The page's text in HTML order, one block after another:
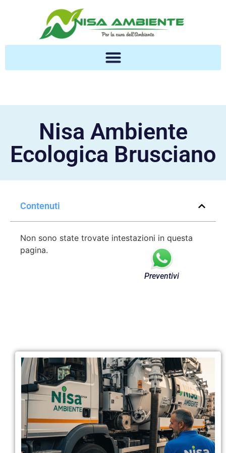
Nisa Ambiente
Ecologica Brusciano
Contenuti
Non sono state trovate intestazioni in questa
pagina.
Preventivi